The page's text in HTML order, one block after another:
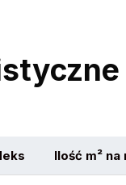
Ilość m² na